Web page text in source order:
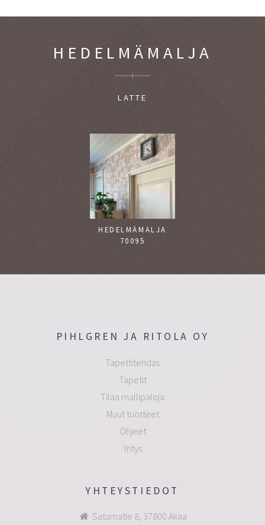
HEDELMÄMALJA
LATTE
HEDELMÄMALJA
70095
PIHLGREN JA RITOLA OY
Tapettitehdas
Tapetit
Tilaa mallipaloja
Muut tuotteet
Ohjeet
Yritys
YHTEYSTIEDOT
Satamatie 8, 37800 Akaa